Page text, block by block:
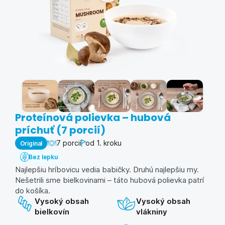
Proteínová polievka – hubová
príchuť (7 porcií)
Original 7 porcií od 1. kroku
Bez lepku
Najlepšiu hríbovicu vedia babičky. Druhú najlepšiu my.
Nešetrili sme bielkovinami – táto hubová polievka patrí
do košíka.
Vysoký obsah
bielkovín
Vysoký obsah
vlákniny